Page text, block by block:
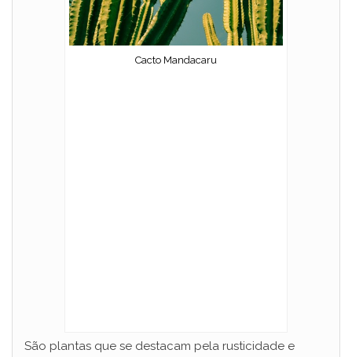
Cacto Mandacaru
São plantas que se destacam pela rusticidade e